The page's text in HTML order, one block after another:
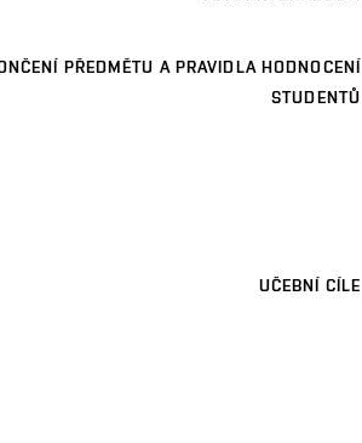
PŘEDMĚTU A PRAVIDLA HODNOCENÍ
STUDENTŮ
UČEBNÍ CÍLE